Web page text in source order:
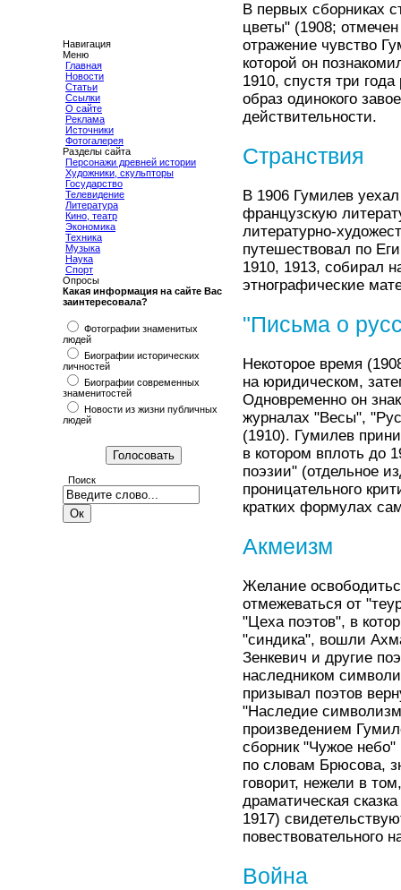
Навигация
Меню
Главная
Новости
Статьи
Ссылки
О сайте
Реклама
Источники
Фотогалерея
Разделы сайта
Персонажи древней истории
Художники, скульпторы
Государство
Телевидение
Литература
Кино, театр
Экономика
Техника
Музыка
Наука
Спорт
Опросы
Какая информация на сайте Вас
заинтересовала?
Фотографии знаменитых
людей
Биографии исторических
личностей
Биографии современных
знаменитостей
Новости из жизни публичных
людей
Поиск
В первых сборниках
цветы" (1908;
отражение чувство
которой он
1910, спустя три
образ одинокого
действительности.
Странствия
В 1906 Гумилев
французскую
литературно-
путешествовал по
1910, 1913, собирал
этнографические
"Письма о
Некоторое время
на юридическом,
Одновременно он
журналах "Весы",
(1910). Гумилев
в котором вплоть до
поэзии" (отдельное
проницательного
кратких формулах
Акмеизм
Желание
отмежеваться от
"Цеха поэтов", в
"синдика", вошли
Зенкевич и другие
наследником
призывал поэтов
"Наследие
произведением
сборник "Чужое
по словам Брюсова,
говорит, нежели в
драматическая
1917)
повествовательного
Война